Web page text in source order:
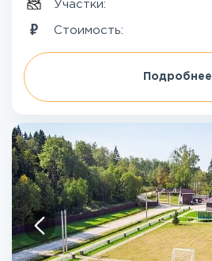
Участки:
Стоимость:
Подробнее